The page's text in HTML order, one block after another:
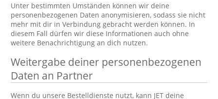
Unter bestimmten Umständen können wir deine
personenbezogenen Daten anonymisieren, sodass sie nicht
mehr mit dir in Verbindung gebracht werden können. In
diesem Fall dürfen wir diese Informationen auch ohne
weitere Benachrichtigung an dich nutzen.
Weitergabe deiner personenbezogenen
Daten an Partner
Wenn du unsere Bestelldienste nutzt, kann JET deine